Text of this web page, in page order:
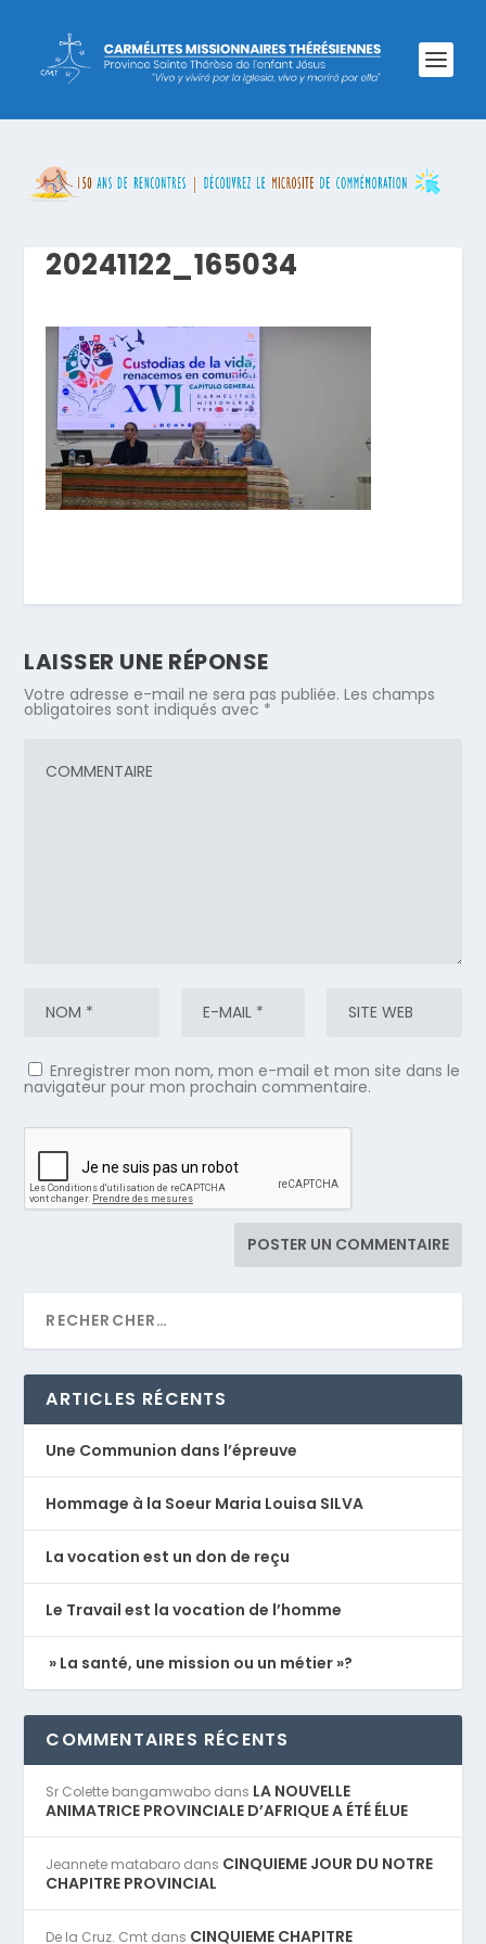
20241122_165034
LAISSER UNE RÉPONSE
Votre adresse e-mail ne sera pas publiée. Les champs
obligatoires sont indiqués avec *
Enregistrer mon nom, mon e-mail et mon site dans le
navigateur pour mon prochain commentaire.
ARTICLES RÉCENTS
Une Communion dans l’épreuve
Hommage à la Soeur Maria Louisa SILVA
La vocation est un don de reçu
Le Travail est la vocation de l’homme
» La santé, une mission ou un métier »?
COMMENTAIRES RÉCENTS
Sr Colette bangamwabo dans LA NOUVELLE
ANIMATRICE PROVINCIALE D’AFRIQUE A ÉTÉ ÉLUE
Jeannete matabaro dans CINQUIEME JOUR DU NOTRE
CHAPITRE PROVINCIAL
De la Cruz. Cmt dans CINQUIEME CHAPITRE